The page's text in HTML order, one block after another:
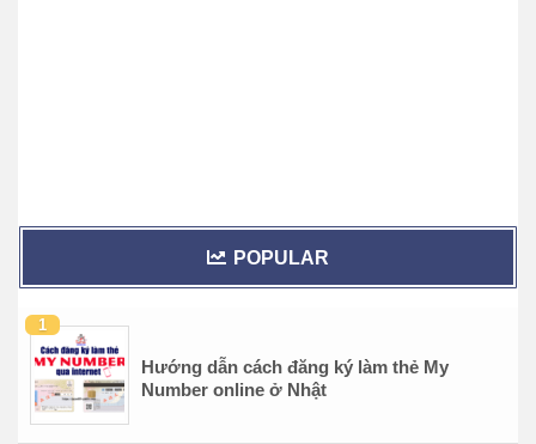
POPULAR
Hướng dẫn cách đăng ký làm thẻ My
Number online ở Nhật